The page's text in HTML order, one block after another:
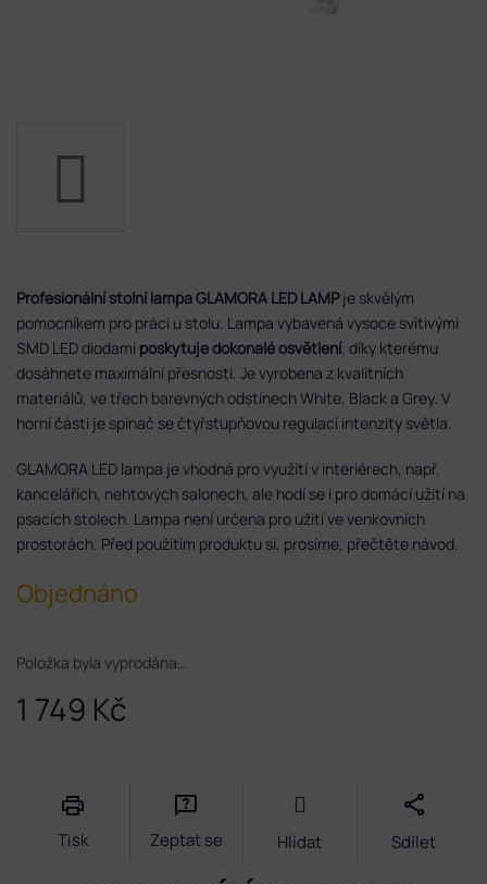
1 749 Kč
Objednáno
Položka byla vyprodána…
Profesionální stolní lampa GLAMORA LED LAMPje skvělým
pomocníkem pro práci u stolu. Lampa vybavená vysoce svítivými
SMD LED diodami poskytuje dokonalé osvětlení, díky kterému
dosáhnete maximální přesnosti. Je vyrobena z kvalitních
materiálů, ve třech barevných odstínech White, Black a Grey. V
horní části je spínač se čtyřstupňovou regulací intenzity světla.
GLAMORA LED lampa je vhodná pro využití v interiérech, např.
kancelářích, nehtových salonech, ale hodí se i pro domácí užití na
psacích stolech. Lampa není určena pro užití ve venkovních
prostorách. Před použitím produktu si, prosíme, přečtěte návod.
Tisk Zeptat se Hlídat Sdílet